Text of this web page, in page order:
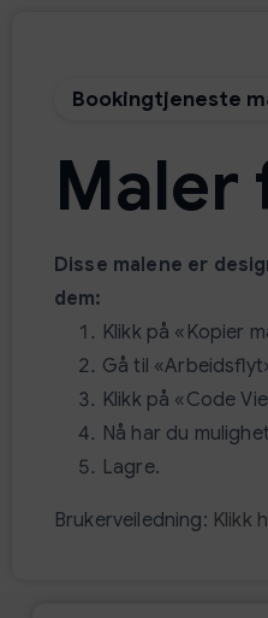
Bookingtjeneste
Maler
Disse malene er
dem:
Klikk på «Kopier
Gå til
Klikk på «Code
Nå har du
Lagre.
Brukerveiledning: Klikk